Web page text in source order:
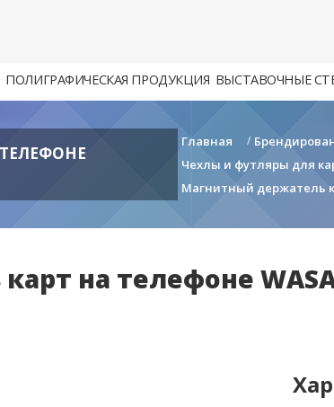
ПОЛИГРАФИЧЕСКАЯ ПРОДУКЦИЯ ВЫСТАВОЧНЫЕ
Главная /
Чехлы и футляры для
Магнитный держатель
на телефоне